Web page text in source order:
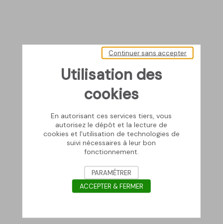
Utilisation des
cookies
En autorisant ces services tiers, vous
autorisez le dépôt et la lecture de
cookies et l'utilisation de technologies de
suivi nécessaires à leur bon
fonctionnement.
Continuer sans accepter
PARAMÉTRER
ACCEPTER & FERMER